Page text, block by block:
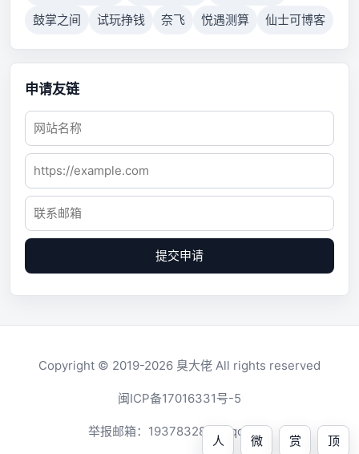
鼓掌之间
试玩挣钱 奈飞 悦遇测算 仙士可博客
申请友链
提交申请
人 微 赏 顶
Copyright © 2019-2026 臭大佬 All rights reserved
闽ICP备17016331号-5
举报邮箱： 1937832819@qq.com